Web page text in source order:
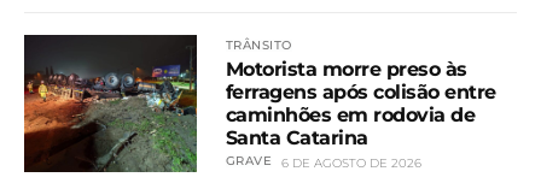
TRÂNSITO
Motorista morre preso às
ferragens após colisão entre
caminhões em rodovia de
Santa Catarina
GRAVE 6 DE AGOSTO DE 2026